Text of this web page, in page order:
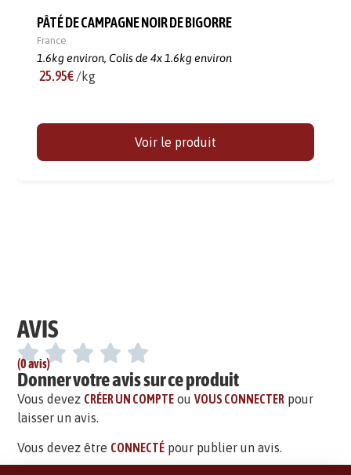
PÂTÉ DE CAMPAGNE NOIR DE BIGORRE
France
1.6kg environ, Colis de 4x 1.6kg environ
25.95€ /kg
Voir le produit
AVIS
(0 avis)
Donner votre avis sur ce produit
Vous devez CRÉER UN COMPTE ouVOUS CONNECTER pour
laisser un avis.
Vous devez être CONNECTÉ pour publier un avis.